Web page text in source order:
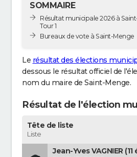
SOMMAIRE
Résultat municipale 2026 à
Tour 1
Bureaux de vote à Saint-Menge
Le résultat des élections
dessous le résultat officiel de
nom du maire de Saint-Menge.
Résultat de l'élection
Tête de liste
Liste
Jean-Yves VAGNIER (11